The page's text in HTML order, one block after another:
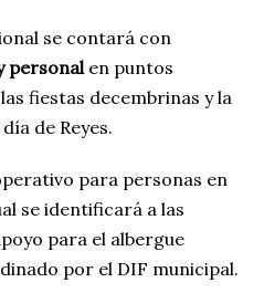
se contará con
personal en puntos
fiestas decembrinas y la
de Reyes.
para personas en
se identificará a las
para el albergue
por el DIF municipal.